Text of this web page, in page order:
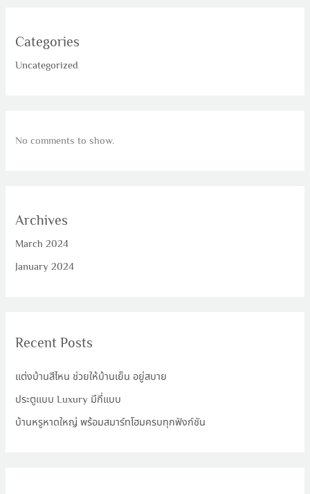
Categories
Uncategorized
No comments to show.
Archives
March 2024
January 2024
Recent Posts
แต่งบ้านสีไหน ช่วยให้บ้านเย็น อยู่สบาย
ประตูแบบ Luxury มีกี่แบบ
บ้านหรูหาดใหญ่ พร้อมสมาร์ทโฮมครบทุกฟังก์ชัน